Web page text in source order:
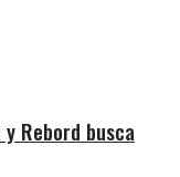
Rebord busca